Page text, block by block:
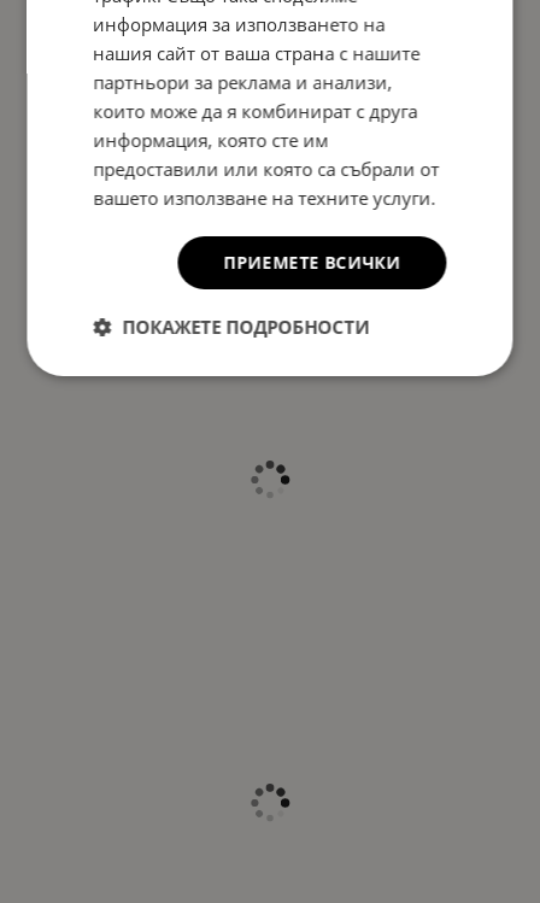
информация за използването на
нашия сайт от ваша страна с нашите
партньори за реклама и анализи,
които може да я комбинират с друга
информация, която сте им
предоставили или която са събрали от
вашето използване на техните услуги.
ПРИЕМЕТЕ ВСИЧКИ
ПОКАЖЕТЕ ПОДРОБНОСТИ